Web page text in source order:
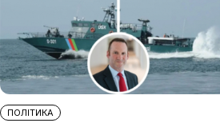
ПОЛІТИКА